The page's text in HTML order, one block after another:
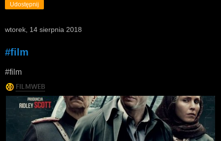
Udostępnij
wtorek, 14 sierpnia 2018
#film
#film